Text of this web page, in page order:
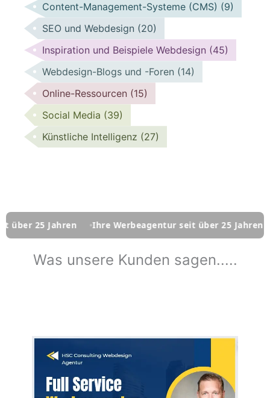
Content-Management-Systeme (CMS) (9)
SEO und Webdesign (20)
Inspiration und Beispiele Webdesign (45)
Webdesign-Blogs und -Foren (14)
Online-Ressourcen (15)
Social Media (39)
Künstliche Intelligenz (27)
Jahren Ihre Werbeagentur seit über 25 Jahren Ihre
Was unsere Kunden sagen.....